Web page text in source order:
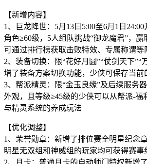
【新增内容】
1、巨龙降世：5月13日5:00至6月1日24:00
角色≥60级，5人组队挑战“御龙魔君”，
可通过排行榜获取击败特效、专属称谓等
2、装备切换：限“花好月圆”“仗剑天下”“
增了装备方案切换功能，少侠可保存当前
3、帮派精灵：限“金玉良缘”及后续服务
外观，且等级≥45级的少侠可以从帮派-福
与精灵系统的养成玩法
【优化调整】
1、荣誉勋章：新增了排位赛全明星纪念
明星无双组和神威组的玩家均可获得赛事
2、月卡：普通月卡的自动师门特权新增